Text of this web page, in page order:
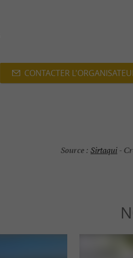
CONTACTER
Source : Sirtaqui-